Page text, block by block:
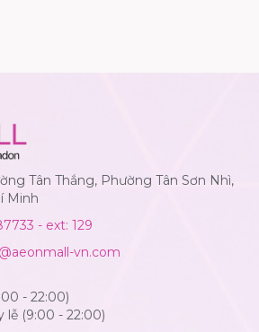
Tân Thắng, Phường Tân Sơn Nhì,
Minh
- ext: 129
vn.com
- 22:00)
lễ (9:00 - 22:00)